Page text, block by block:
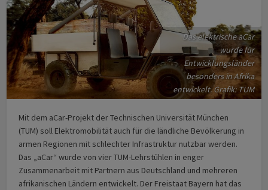
Das elektrische aCar
wurde für
Entwicklungsländer
besonders in Afrika
entwickelt. Grafik: TUM
Mit dem aCar-Projekt der Technischen Universität München
(TUM) soll Elektromobilität auch für die ländliche Bevölkerung in
armen Regionen mit schlechter Infrastruktur nutzbar werden.
Das „aCar“ wurde von vier TUM-Lehrstühlen in enger
Zusammenarbeit mit Partnern aus Deutschland und mehreren
afrikanischen Ländern entwickelt. Der Freistaat Bayern hat das